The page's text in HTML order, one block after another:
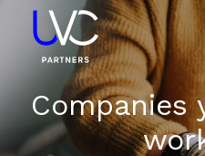
Companies